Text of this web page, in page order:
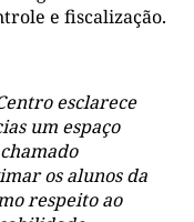
e fiscalização.
esclarece
um espaço
os alunos da
respeito ao